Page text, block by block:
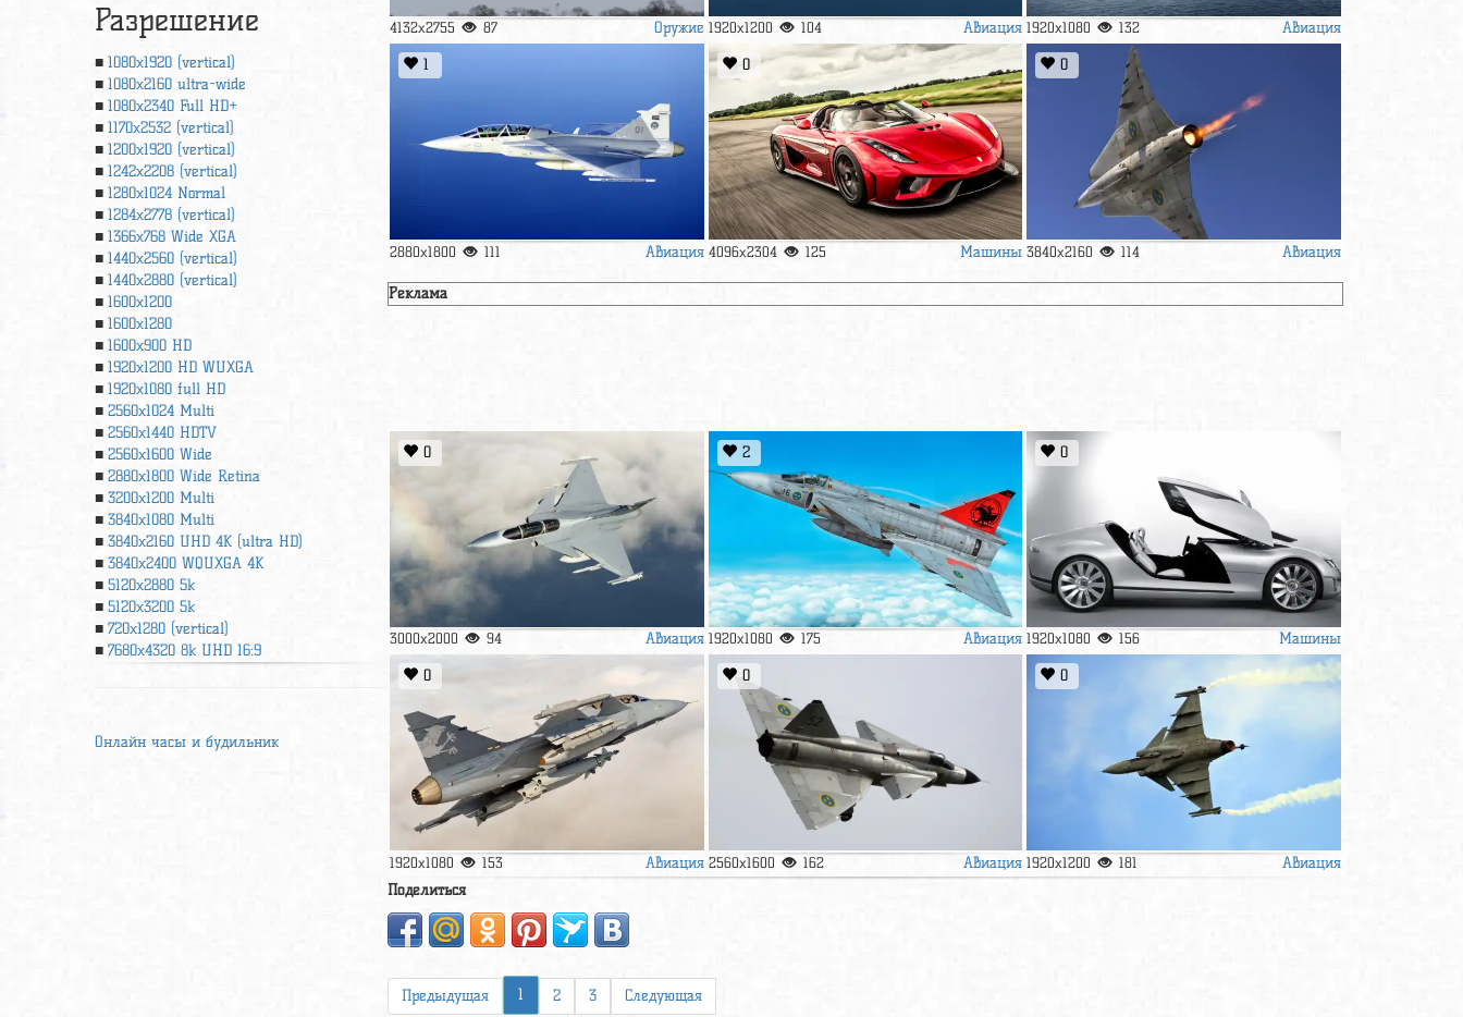
Разрешение
1080x1920 (vertical)
1080x2160 ultra-wide
1080x2340 Full HD+
1170x2532 (vertical)
1200x1920 (vertical)
1242x2208 (vertical)
1280x1024 Normal
1284x2778 (vertical)
1366х768 Wide XGA
1440x2560 (vertical)
1440x2880 (vertical)
1600x1200
1600x1280
1600x900 HD
1920x1200 HD WUXGA
1920х1080 full HD
2560x1024 Multi
2560x1440 HDTV
2560x1600 Wide
2880x1800 Wide Retina
3200x1200 Multi
3840x1080 Multi
3840x2160 UHD 4К (ultra HD)
3840x2400 WQUXGA 4K
5120x2880 5k
5120x3200 5k
720x1280 (vertical)
7680x4320 8k UHD 16:9
Онлайн часы и будильник
4132x2755 87 Оружие 1920x1200 104 Авиация 1920x1080 132
Авиация
1
2880x1800 111 Авиация
0
4096x2304 125 Машины
0
3840x2160 114 Авиация
Реклама
0
3000x2000 94 Авиация
2
1920x1080 175 Авиация
0
1920x1080 156
Машины
0
1920x1080 153 Авиация
0
2560x1600 162 Авиация
0
1920x1200 181
Авиация
Поделиться
Предыдущая 1 2 3 Следующая